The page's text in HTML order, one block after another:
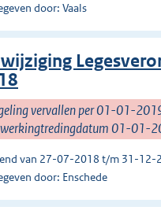
door: Vaals
vervallen per 01-01-
01-01-
van 27-07-2018 t/m 31-12-
door: Enschede